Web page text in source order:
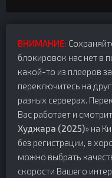
ВНИМАНИЕ:
блокировок нас нет в
какой-то из плееров
переключитесь на
разных серверах.
Вас работает и
Худжара (2025)» на
без регистрации, в
можно выбрать
скорости Вашего